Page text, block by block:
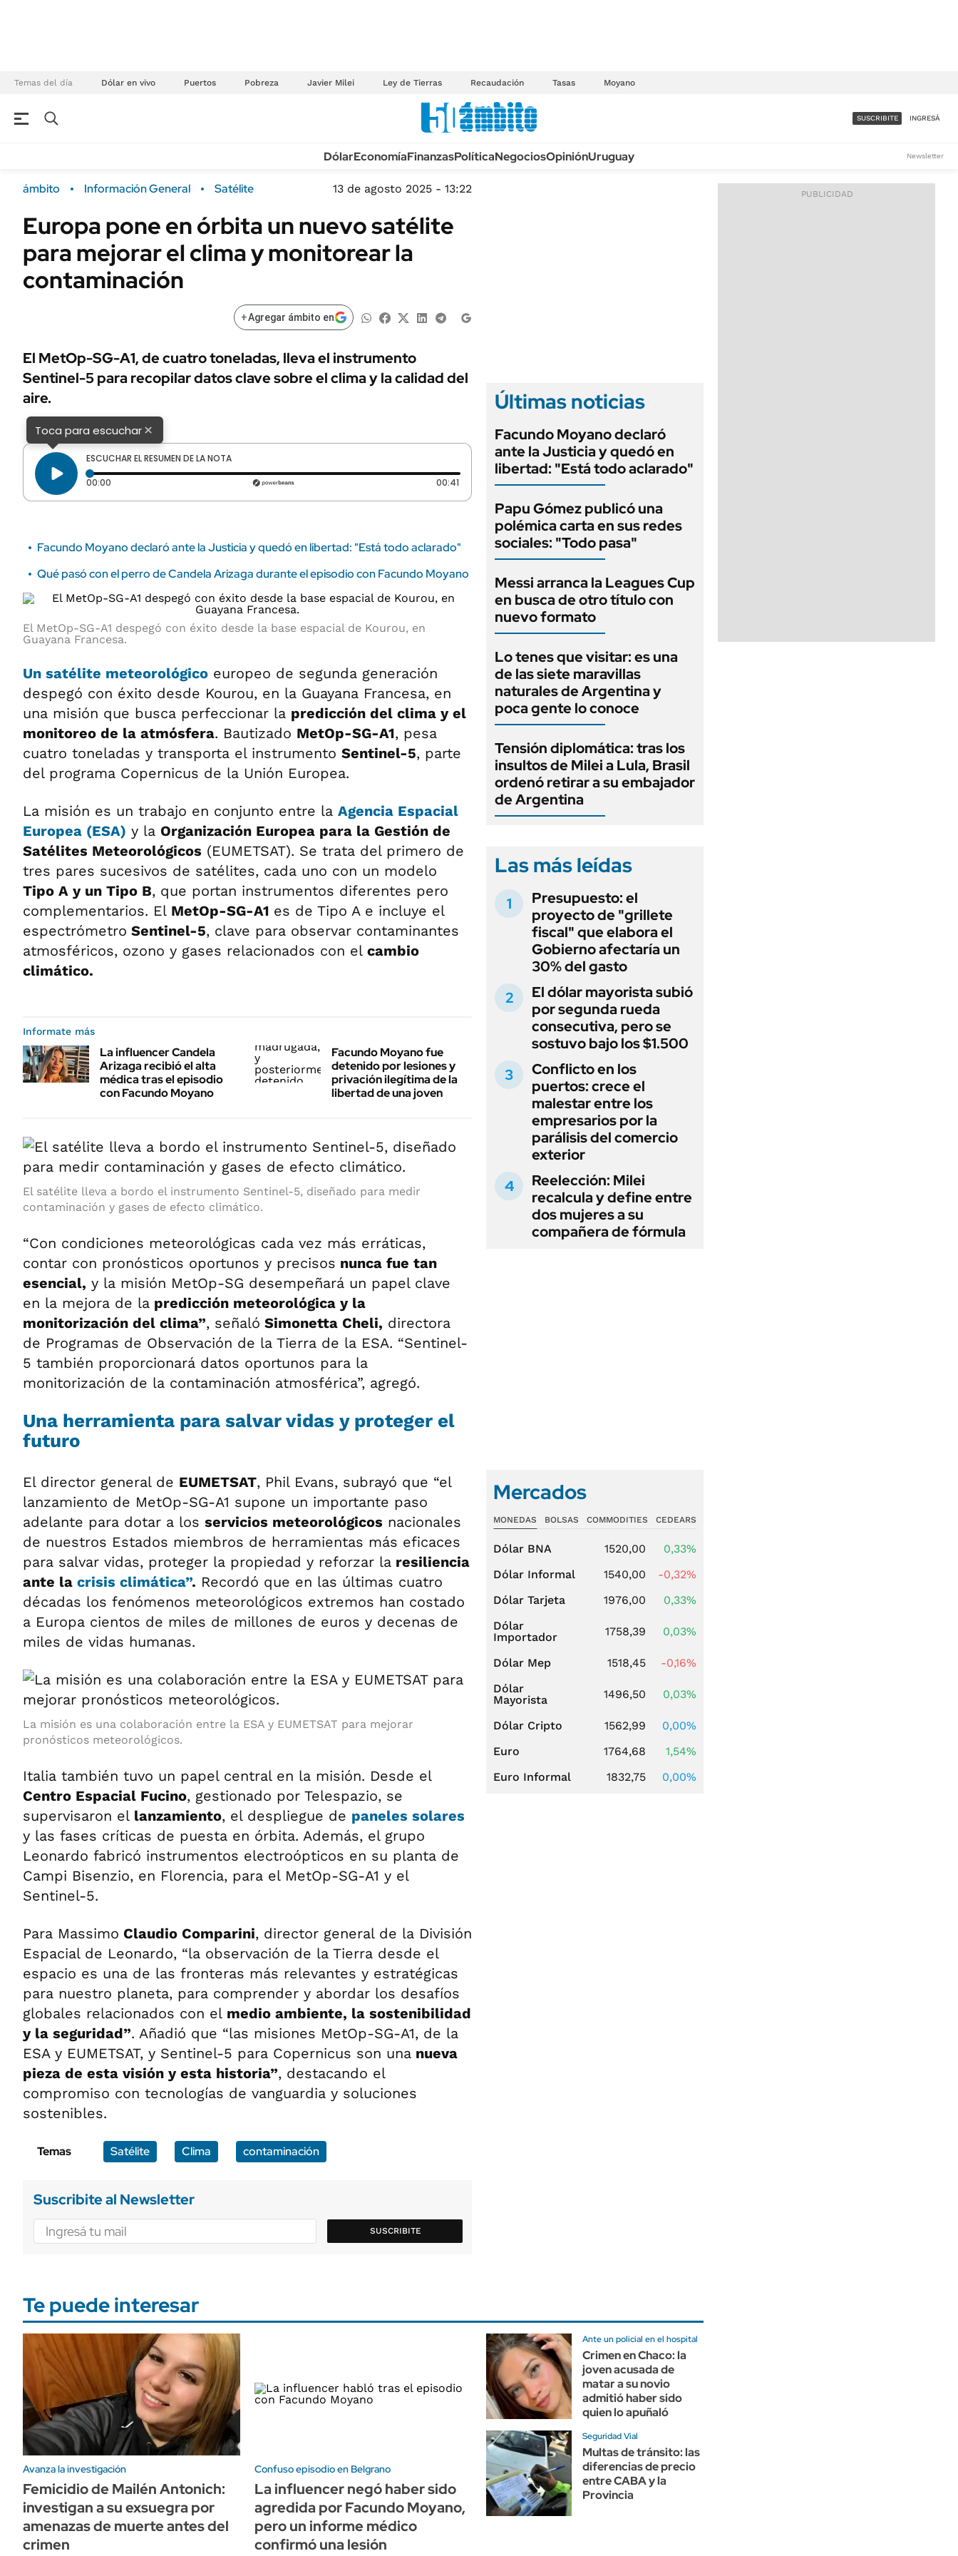
Temas del día Dólar en vivo Puertos Pobreza Javier Milei Ley de Tierras Recaudación Tasas Moyano
Campo
FINANZAS
Dólar
Sustentabilidad
Seguros
ENERGY REPORT
URUGUAY
TECNOLOGÍA
MÉXICO
MUNDO
INFORMACIÓN GENERAL
AUTOS
ACCESO FULL - $1.800/MES
SUSCRIBITE INGRESÁ
DólarEconomíaFinanzasPolíticaNegociosOpiniónUruguay Newsletter
ámbito Información General Satélite 13 de agosto 2025 - 13:22
Europa pone en órbita un nuevo satélite
para mejorar el clima y monitorear la
contaminación
+Agregar ámbito en
El MetOp-SG-A1, de cuatro toneladas, lleva el instrumento
Sentinel-5 para recopilar datos clave sobre el clima y la calidad del
aire.
Toca para escuchar×
ESCUCHAR EL RESUMEN DE LA NOTA
00:00 Tiempo transcurrido: 0 segundos 00:41 Duración: 41 segundos
Facundo Moyano declaró ante la Justicia y quedó en libertad: "Está todo aclarado"
Qué pasó con el perro de Candela Arizaga durante el episodio con Facundo Moyano
El MetOp-SG-A1 despegó con éxito desde la base espacial de Kourou, en
Guayana Francesa.
Un satélite meteorológico europeo de segunda generación
despegó con éxito desde Kourou, en la Guayana Francesa, en
una misión que busca perfeccionar la predicción del clima y el
monitoreo de la atmósfera. Bautizado MetOp-SG-A1, pesa
cuatro toneladas y transporta el instrumento Sentinel-5, parte
del programa Copernicus de la Unión Europea.
La misión es un trabajo en conjunto entre la Agencia Espacial
Europea (ESA) y la Organización Europea para la Gestión de
Satélites Meteorológicos (EUMETSAT). Se trata del primero de
tres pares sucesivos de satélites, cada uno con un modelo
Tipo A y un Tipo B, que portan instrumentos diferentes pero
complementarios. El MetOp-SG-A1 es de Tipo A e incluye el
espectrómetro Sentinel-5, clave para observar contaminantes
atmosféricos, ozono y gases relacionados con el cambio
climático.
Informate más
La influencer Candela
Arizaga recibió el alta
médica tras el episodio
con Facundo Moyano
Facundo Moyano fue
detenido por lesiones y
privación ilegítima de la
libertad de una joven
El satélite lleva a bordo el instrumento Sentinel-5, diseñado para medir
contaminación y gases de efecto climático.
“Con condiciones meteorológicas cada vez más erráticas,
contar con pronósticos oportunos y precisos nunca fue tan
esencial, y la misión MetOp-SG desempeñará un papel clave
en la mejora de la predicción meteorológica y la
monitorización del clima”, señaló Simonetta Cheli, directora
de Programas de Observación de la Tierra de la ESA. “Sentinel-
5 también proporcionará datos oportunos para la
monitorización de la contaminación atmosférica”, agregó.
Una herramienta para salvar vidas y proteger el
futuro
El director general de EUMETSAT, Phil Evans, subrayó que “el
lanzamiento de MetOp-SG-A1 supone un importante paso
adelante para dotar a los servicios meteorológicos nacionales
de nuestros Estados miembros de herramientas más eficaces
para salvar vidas, proteger la propiedad y reforzar la resiliencia
ante la crisis climática”. Recordó que en las últimas cuatro
décadas los fenómenos meteorológicos extremos han costado
a Europa cientos de miles de millones de euros y decenas de
miles de vidas humanas.
La misión es una colaboración entre la ESA y EUMETSAT para mejorar
pronósticos meteorológicos.
Italia también tuvo un papel central en la misión. Desde el
Centro Espacial Fucino, gestionado por Telespazio, se
supervisaron el lanzamiento, el despliegue de paneles solares
y las fases críticas de puesta en órbita. Además, el grupo
Leonardo fabricó instrumentos electroópticos en su planta de
Campi Bisenzio, en Florencia, para el MetOp-SG-A1 y el
Sentinel-5.
Para Massimo Claudio Comparini, director general de la División
Espacial de Leonardo, “la observación de la Tierra desde el
espacio es una de las fronteras más relevantes y estratégicas
para nuestro planeta, para comprender y abordar los desafíos
globales relacionados con el medio ambiente, la sostenibilidad
y la seguridad”. Añadió que “las misiones MetOp-SG-A1, de la
ESA y EUMETSAT, y Sentinel-5 para Copernicus son una nueva
pieza de esta visión y esta historia”, destacando el
compromiso con tecnologías de vanguardia y soluciones
sostenibles.
Temas Satélite Clima contaminación
Suscribite al Newsletter
SUSCRIBITE
Últimas noticias
Facundo Moyano declaró
ante la Justicia y quedó en
libertad: "Está todo aclarado"
Papu Gómez publicó una
polémica carta en sus redes
sociales: "Todo pasa"
Messi arranca la Leagues Cup
en busca de otro título con
nuevo formato
Lo tenes que visitar: es una
de las siete maravillas
naturales de Argentina y
poca gente lo conoce
Tensión diplomática: tras los
insultos de Milei a Lula, Brasil
ordenó retirar a su embajador
de Argentina
Las más leídas
Presupuesto: el
proyecto de "grillete
fiscal" que elabora el
Gobierno afectaría un
30% del gasto
El dólar mayorista subió
por segunda rueda
consecutiva, pero se
sostuvo bajo los $1.500
Conflicto en los
puertos: crece el
malestar entre los
empresarios por la
parálisis del comercio
exterior
Reelección: Milei
recalcula y define entre
dos mujeres a su
compañera de fórmula
Mercados
MONEDAS BOLSAS COMMODITIES CEDEARS
Dólar BNA 1520,00
0,33%
Dólar Informal
1540,00
-0,32%
Dólar Tarjeta
1976,00
0,33%
Dólar
Importador
1758,39 0,03%
Dólar Mep 1518,45
-0,16%
Dólar
Mayorista
1496,50 0,03%
Dólar Cripto 1562,99
0,00%
Euro
1764,68
1,54%
Euro Informal
1832,75 0,00%
Te puede interesar
Avanza la investigación
Femicidio de Mailén Antonich:
investigan a su exsuegra por
amenazas de muerte antes del
crimen
Confuso episodio en Belgrano
La influencer negó haber sido
agredida por Facundo Moyano,
pero un informe médico
confirmó una lesión
Ante un policial en el hospital
Crimen en Chaco: la
joven acusada de
matar a su novio
admitió haber sido
quien lo apuñaló
Seguridad Vial
Multas de tránsito: las
diferencias de precio
entre CABA y la
Provincia